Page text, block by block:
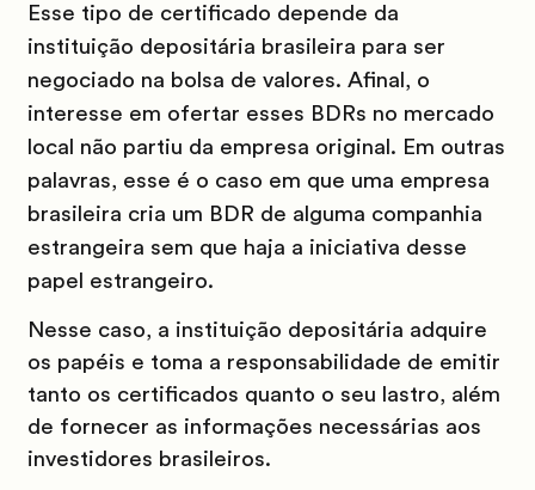
Esse tipo de certificado depende da
instituição depositária brasileira para ser
negociado na bolsa de valores. Afinal, o
interesse em ofertar esses BDRs no mercado
local não partiu da empresa original. Em outras
palavras, esse é o caso em que uma empresa
brasileira cria um BDR de alguma companhia
estrangeira sem que haja a iniciativa desse
papel estrangeiro.
Nesse caso, a instituição depositária adquire
os papéis e toma a responsabilidade de emitir
tanto os certificados quanto o seu lastro, além
de fornecer as informações necessárias aos
investidores brasileiros.